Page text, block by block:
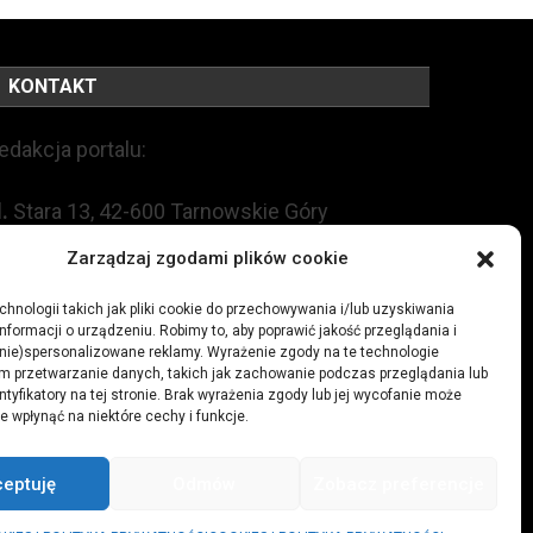
Zarządzaj zgodami plików cookie
takich jak pliki cookie do przechowywania i/lub uzyskiwania
o urządzeniu. Robimy to, aby poprawić jakość przeglądania i
reklamy. Wyrażenie zgody na te technologie
przetwarzanie danych, takich jak zachowanie podczas przeglądania lub
na tej stronie. Brak wyrażenia zgody lub jej wycofanie może
wpłynąć na niektóre cechy i funkcje.
KONTAKT
portalu:
Stara 13, 42-600 Tarnowskie Góry
+48 509 547 822
redakcja@czytamiwiem.pl
biuro@czytamiwiem.pl